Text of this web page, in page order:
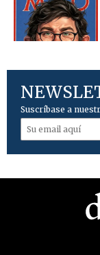
Suscríbase a